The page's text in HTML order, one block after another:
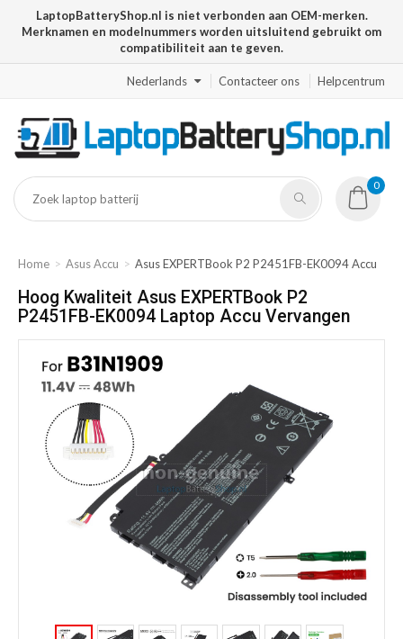
LaptopBatteryShop.nl is niet verbonden aan OEM-merken.
Merknamen en modelnummers worden uitsluitend gebruikt om
compatibiliteit aan te geven.
Nederlands Contacteer ons Helpcentrum
0
Home Asus Accu Asus EXPERTBook P2 P2451FB-EK0094 Accu
Hoog Kwaliteit Asus EXPERTBook P2
P2451FB-EK0094 Laptop Accu Vervangen